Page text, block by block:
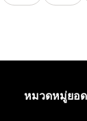
หมวดหมู่ยอ